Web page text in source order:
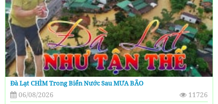
Đà Lạt CHÌM Trong Biển Nước Sau MƯA BÃO
06/08/2026
11726